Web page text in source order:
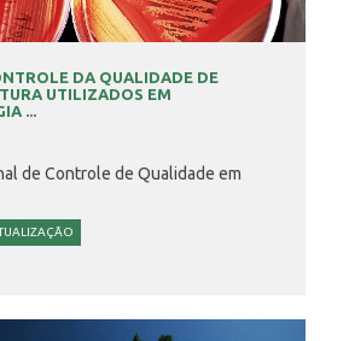
DA QUALIDADE DE
UTILIZADOS EM
...
de Controle de Qualidade em